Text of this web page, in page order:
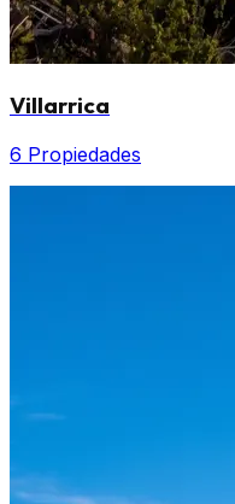
Villarrica
6 Propiedades